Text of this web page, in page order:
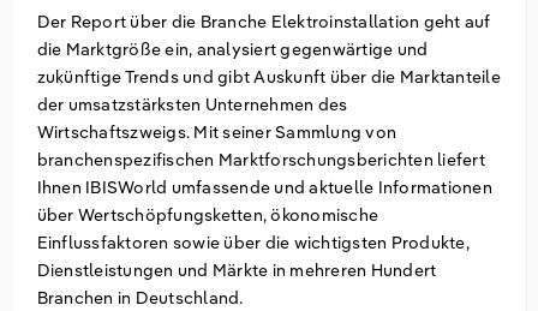
Der Report über die Branche Elektroinstallation geht auf
die Marktgröße ein, analysiert gegenwärtige und
zukünftige Trends und gibt Auskunft über die Marktanteile
der umsatzstärksten Unternehmen des
Wirtschaftszweigs. Mit seiner Sammlung von
branchenspezifischen Marktforschungsberichten liefert
Ihnen IBISWorld umfassende und aktuelle Informationen
über Wertschöpfungsketten, ökonomische
Einflussfaktoren sowie über die wichtigsten Produkte,
Dienstleistungen und Märkte in mehreren Hundert
Branchen in Deutschland.
Groß- und Einzelhandel
Information und Kommunikation
Freiberufliche, wissenschaftliche und technische
Dienstleistungen
Deutschland
Italien
Irland
Spanien
Vereinigtes Königreich
Marketing
Private Equity
Sales Vertrieb
Bibliotheken